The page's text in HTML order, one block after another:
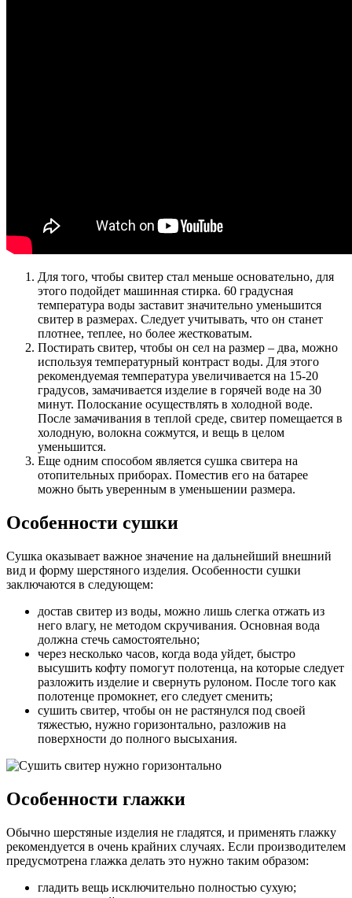
Для того, чтобы свитер стал меньше основательно, для
этого подойдет машинная стирка. 60 градусная
температура воды заставит значительно уменьшится
свитер в размерах. Следует учитывать, что он станет
плотнее, теплее, но более жестковатым.
Постирать свитер, чтобы он сел на размер – два, можно
используя температурный контраст воды. Для этого
рекомендуемая температура увеличивается на 15-20
градусов, замачивается изделие в горячей воде на 30
минут. Полоскание осуществлять в холодной воде.
После замачивания в теплой среде, свитер помещается в
холодную, волокна сожмутся, и вещь в целом
уменьшится.
Еще одним способом является сушка свитера на
отопительных приборах. Поместив его на батарее
можно быть уверенным в уменьшении размера.
Особенности сушки
Сушка оказывает важное значение на дальнейший внешний
вид и форму шерстяного изделия. Особенности сушки
заключаются в следующем:
достав свитер из воды, можно лишь слегка отжать из
него влагу, не методом скручивания. Основная вода
должна стечь самостоятельно;
через несколько часов, когда вода уйдет, быстро
высушить кофту помогут полотенца, на которые следует
разложить изделие и свернуть рулоном. После того как
полотенце промокнет, его следует сменить;
сушить свитер, чтобы он не растянулся под своей
тяжестью, нужно горизонтально, разложив на
поверхности до полного высыхания.
Особенности глажки
Обычно шерстяные изделия не гладятся, и применять глажку
рекомендуется в очень крайних случаях. Если производителем
предусмотрена глажка делать это нужно таким образом:
гладить вещь исключительно полностью сухую;